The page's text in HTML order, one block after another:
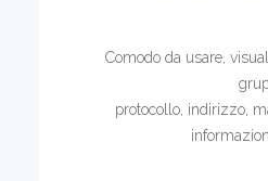
Comodo da usare,
protocollo, indirizzo,